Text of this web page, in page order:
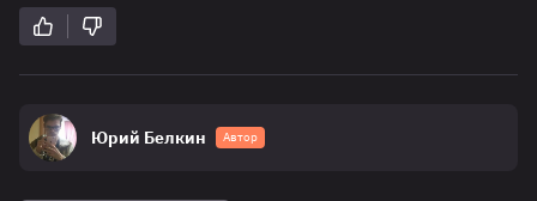
Юрий Белкин Автор